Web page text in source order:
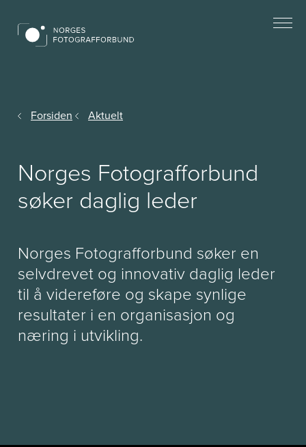
Forsiden Aktuelt
Norges Fotografforbund
søker daglig leder
Norges Fotografforbund søker en
selvdrevet og innovativ daglig leder
til å videreføre og skape synlige
resultater i en organisasjon og
næring i utvikling.